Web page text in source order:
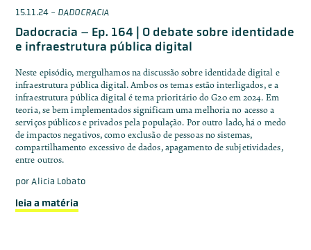
15.11.24- DADOCRACIA
Dadocracia – Ep. 164 | O debate sobre identidade
e infraestrutura pública digital
Neste episódio, mergulhamos na discussão sobre identidade digital e
infraestrutura pública digital. Ambos os temas estão interligados, e a
infraestrutura pública digital é tema prioritário do G20 em 2024. Em
teoria, se bem implementados significam uma melhoria no acesso a
serviços públicos e privados pela população. Por outro lado, há o medo
de impactos negativos, como exclusão de pessoas no sistemas,
compartilhamento excessivo de dados, apagamento de subjetividades,
entre outros.
por Alicia Lobato
leia a matéria